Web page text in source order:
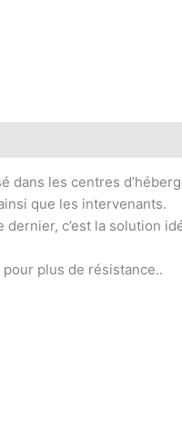
les centres
que les intervenants.
c’est la solution
plus de résistance..